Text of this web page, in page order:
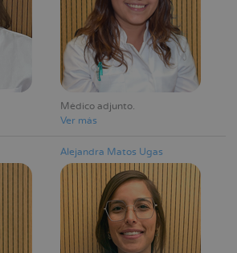
Médico adjunto
Ver más
Alejandra Matos Ugas